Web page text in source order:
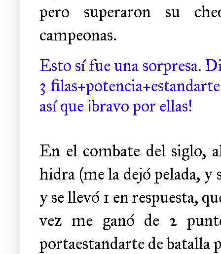
pero superaron su
campeonas.
Esto sí fue una sorpresa.
3
así que ¡bravo por ellas!
En el combate del siglo,
hidra (me la dejó pelada, y
y se llevó 1 en respuesta,
vez me ganó de 2
portaestandarte de